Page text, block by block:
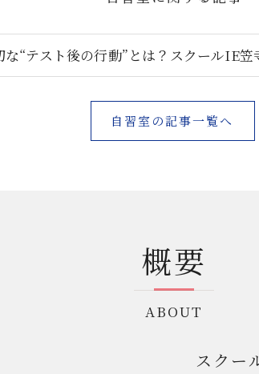
な“テスト後の行動”とは？スクールIE
自習室の記事一覧へ
概要
ABOUT
スクー